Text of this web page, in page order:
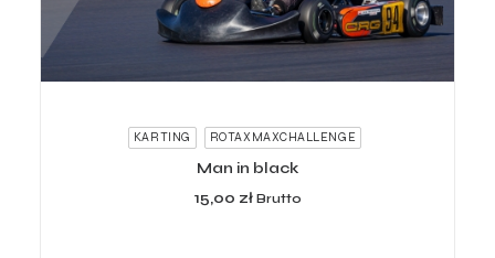
KARTING ROTAXMAXCHALLENGE
Man in black
15,00 zł Brutto